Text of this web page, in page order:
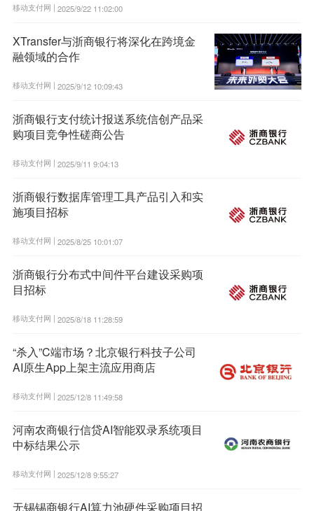
移动支付网 | 2025/9/22 11:02:00
XTransfer与浙商银行将深化在跨境金
融领域的合作
移动支付网 | 2025/9/12 10:09:43
浙商银行支付统计报送系统信创产品采
购项目竞争性磋商公告
移动支付网 | 2025/9/11 9:04:13
浙商银行数据库管理工具产品引入和实
施项目招标
移动支付网 | 2025/8/25 10:01:07
浙商银行分布式中间件平台建设采购项
目招标
移动支付网 | 2025/8/18 11:28:59
“杀入”C端市场？北京银行科技子公司
AI原生App上架主流应用商店
移动支付网 | 2025/12/8 11:49:58
河南农商银行信贷AI智能双录系统项目
中标结果公示
移动支付网 | 2025/12/8 9:55:27
无锡锡商银行AI算力池硬件采购项目招